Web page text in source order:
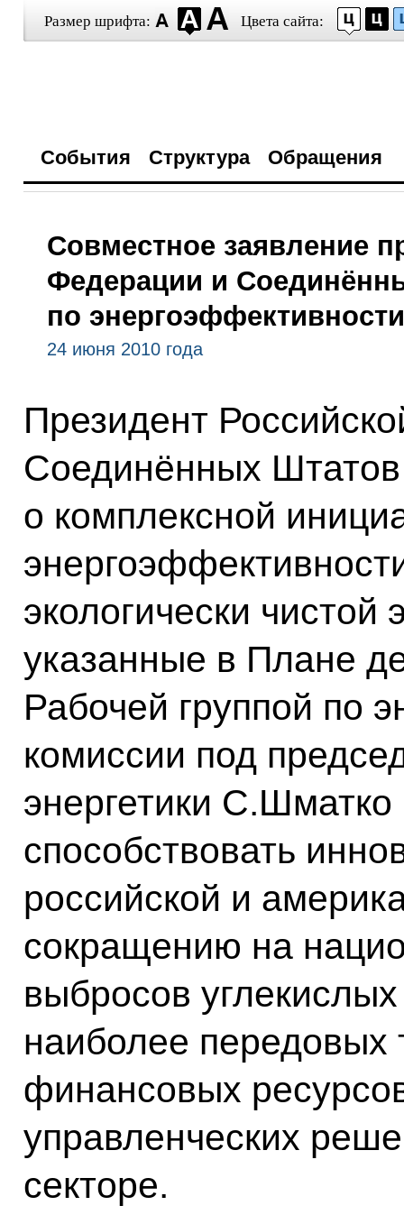
Размер шрифта: Цвета сайта:
События Структура Обращения
Совместное заявление
Федерации и
по энергоэффективности
24 июня 2010 года
Президент
Соединённых
о комплексной
экологически чистой
указанные в Плане
Рабочей группой по
комиссии под
энергетики С.Шматко
способствовать
российской и
сокращению на
выбросов
наиболее передовых
финансовых
управленческих
секторе.